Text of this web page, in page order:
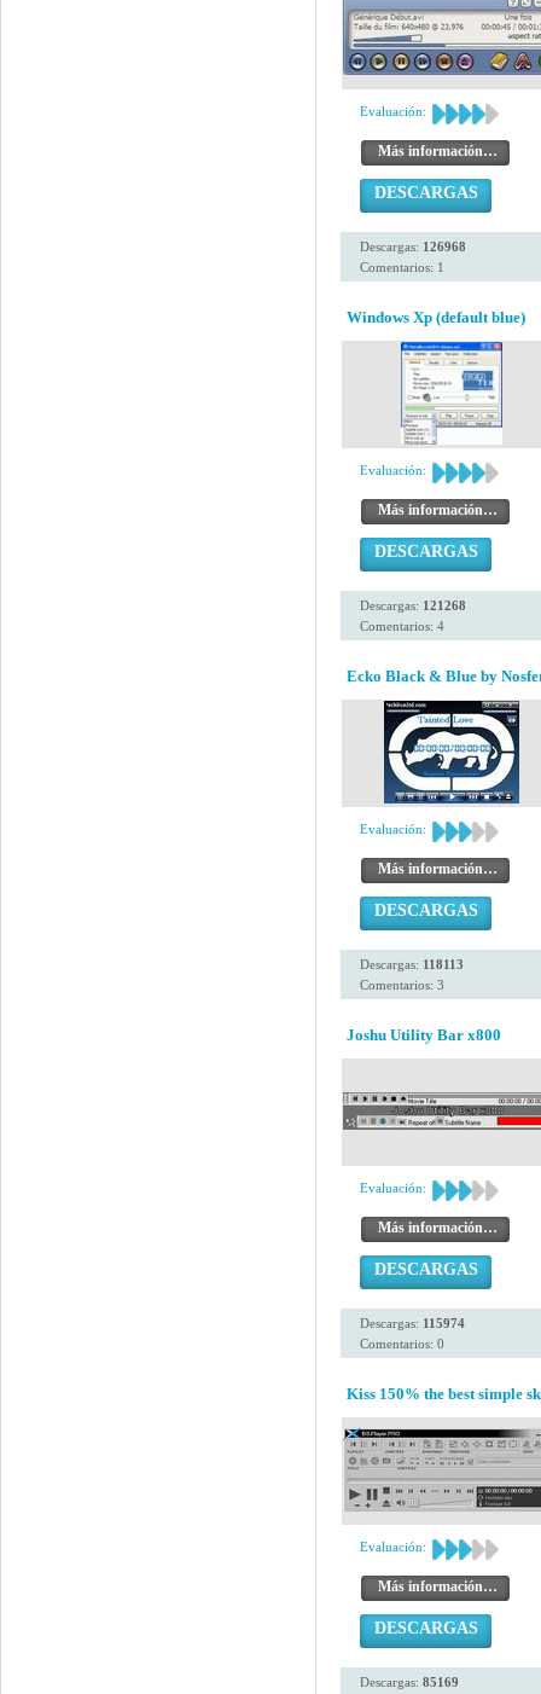
Evaluación:
Más información…
DESCARGAS
Descargas: 126968
Comentarios: 1
Windows Xp (default blue)
Evaluación:
Más información…
DESCARGAS
Descargas: 121268
Comentarios: 4
Ecko Black & Blue by
Evaluación:
Más información…
DESCARGAS
Descargas: 118113
Comentarios: 3
Joshu Utility Bar x800
Evaluación:
Más información…
DESCARGAS
Descargas: 115974
Comentarios: 0
Kiss 150% the best simple
Evaluación:
Más información…
DESCARGAS
Descargas: 85169